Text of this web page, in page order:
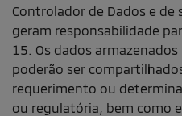
Controlador de Dados e de
geram responsabilidade
15. Os dados
poderão ser
requerimento ou
ou regulatória, bem como